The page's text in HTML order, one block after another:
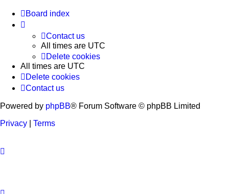
Board index
Contact us
All times are UTC
Delete cookies
All times are UTC
Delete cookies
Contact us
Powered by phpBB® Forum Software © phpBB Limited
Privacy
Terms